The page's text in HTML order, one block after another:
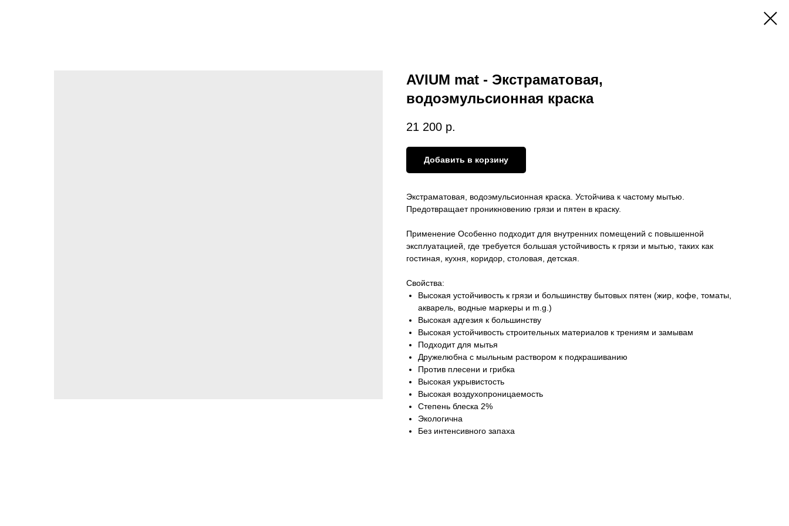
AVIUM mat - Экстраматовая,
водоэмульсионная краска
21 200 р.
Добавить в корзину
Экстраматовая, водоэмульсионная краска. Устойчива к частому мытью.
Предотвращает проникновению грязи и пятен в краску.
Применение Особенно подходит для внутренних помещений с повышенной
эксплуатацией, где требуется большая устойчивость к грязи и мытью, таких как
гостиная, кухня, коридор, столовая, детская.
Свойства:
Высокая устойчивость к грязи и большинству бытовых пятен (жир, кофе, томаты,
акварель, водные маркеры и m.g.)
Высокая адгезия к большинству
Высокая устойчивость строительных материалов к трениям и замывам
Подходит для мытья
Дружелюбна с мыльным раствором к подкрашиванию
Против плесени и грибка
Высокая укрывистость
Высокая воздухопроницаемость
Степень блеска 2%
Экологична
Без интенсивного запаха